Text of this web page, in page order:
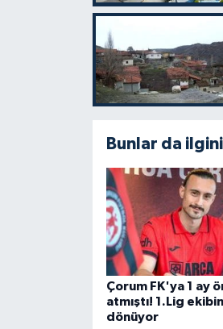
Bunlar da
Çorum FK'ya 1 ay
atmıştı! 1.Lig
dönüyor